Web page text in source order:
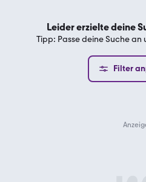
Leider erzielte deine
Tipp: Passe deine Suche an
Filter